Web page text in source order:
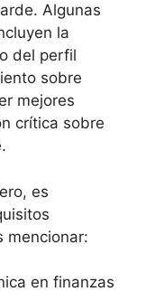
Algunas
la
del perfil
sobre
mejores
crítica sobre
es
mencionar:
en finanzas